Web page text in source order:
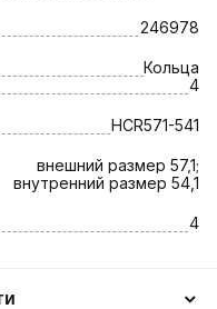
246978
Кольца
4
HCR571-541
внешний размер 57,1;
внутренний размер 54,1
4